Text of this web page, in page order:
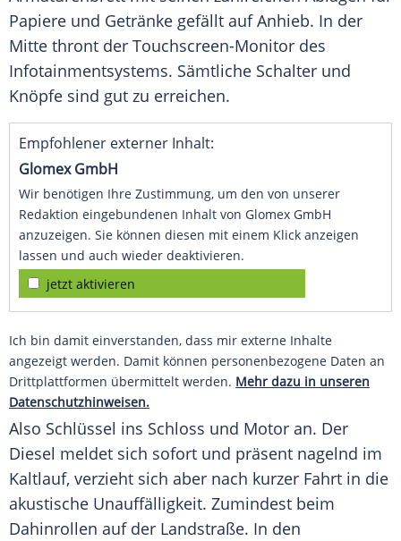
Papiere und Getränke gefällt auf Anhieb. In der
Mitte thront der Touchscreen-Monitor des
Infotainmentsystems. Sämtliche Schalter und
Knöpfe sind gut zu erreichen.
Empfohlener externer Inhalt:
Glomex GmbH
Wir benötigen Ihre Zustimmung, um den von unserer
Redaktion eingebundenen Inhalt von Glomex GmbH
anzuzeigen. Sie können diesen mit einem Klick anzeigen
lassen und auch wieder deaktivieren.
jetzt aktivieren
Ich bin damit einverstanden, dass mir externe Inhalte
angezeigt werden. Damit können personenbezogene Daten an
Drittplattformen übermittelt werden. Mehr dazu in unseren
Datenschutzhinweisen.
Also Schlüssel ins Schloss und Motor an. Der
Diesel meldet sich sofort und präsent nagelnd im
Kaltlauf, verzieht sich aber nach kurzer Fahrt in die
akustische Unauffälligkeit. Zumindest beim
Dahinrollen auf der Landstraße. In den